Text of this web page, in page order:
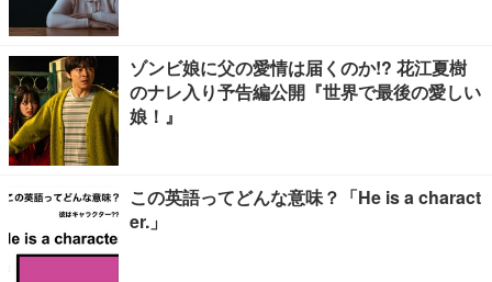
ゾンビ娘に父の愛情は届くのか!? 花江夏樹
のナレ入り予告編公開『世界で最後の愛しい
娘！』
この英語ってどんな意味？「He is a charact
er.」